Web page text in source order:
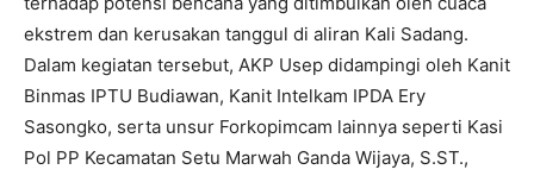
ekstrem dan kerusakan tanggul di aliran Kali Sadang.
Dalam kegiatan tersebut, AKP Usep didampingi oleh Kanit
Binmas IPTU Budiawan, Kanit Intelkam IPDA Ery
Sasongko, serta unsur Forkopimcam lainnya seperti Kasi
Pol PP Kecamatan Setu Marwah Ganda Wijaya, S.ST.,